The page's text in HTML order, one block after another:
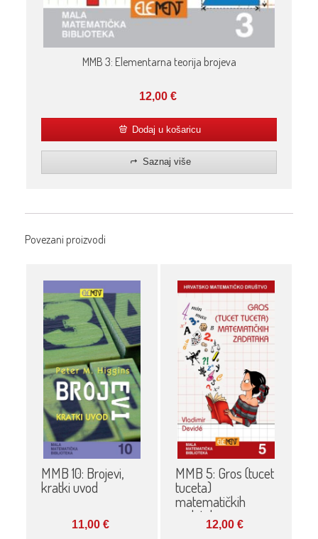
MMB 3: Elementarna teorija brojeva
12,00 €
Dodaj u košaricu
Saznaj više
Povezani proizvodi
MMB 10: Brojevi,
kratki uvod
11,00€
MMB 5: Gros (tucet
tuceta)
matematičkih
zadataka
12,00€